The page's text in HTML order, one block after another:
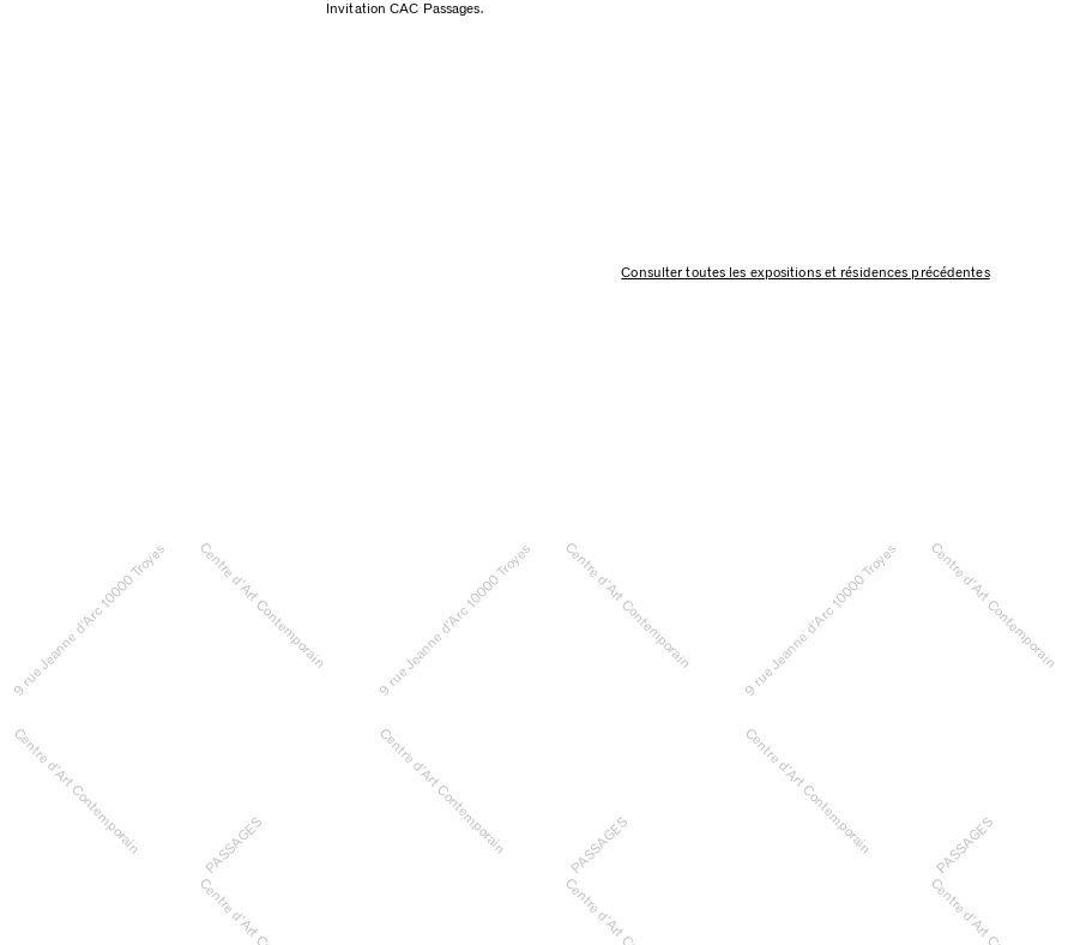
Invitation CAC Passages.
Consulter toutes les expositions et résidences précédentes
9 rue Jeanne d’Arc 10000 Troyes
Centre d’Art Contemporain
Centre d’Art Contemporain
PASSAGES
9 rue Jeanne d’Arc 10000 Troyes
Centre d’Art Contemporain
Centre d’Art Contemporain
PASSAGES
9 rue Jeanne d’Arc 10000 Troyes
Centre d’Art Contemporain
Centre d’Art Contemporain
PASSAGES